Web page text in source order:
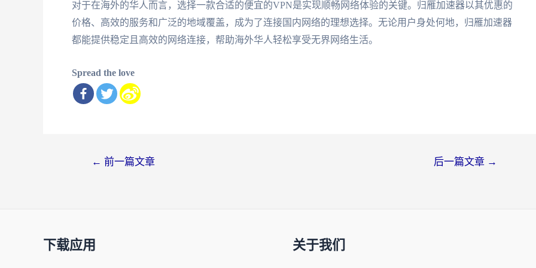
对于在海外的华人而言，选择一款合适的便宜的VPN是实现顺畅网络体验的关键。归雁加速器以其优惠的
价格、高效的服务和广泛的地域覆盖，成为了连接国内网络的理想选择。无论用户身处何地，归雁加速器
都能提供稳定且高效的网络连接，帮助海外华人轻松享受无界网络生活。
Spread the love
← 前一篇文章 后一篇文章 →
下载应用 关于我们